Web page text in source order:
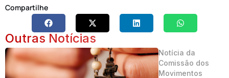
Compartilhe
Outras Notícias
Notícia da
Comissão dos
Movimentos